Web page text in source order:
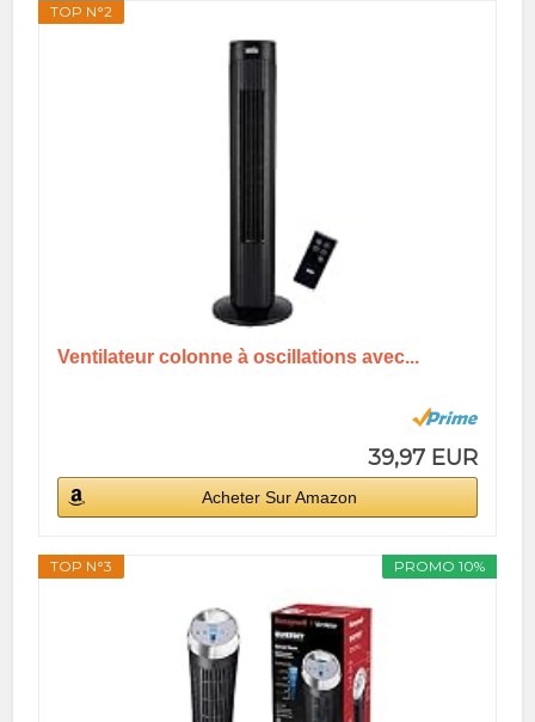
TOP N°2
Ventilateur colonne à oscillations avec...
39,97 EUR
Acheter Sur Amazon
PROMO 10%
TOP N°3